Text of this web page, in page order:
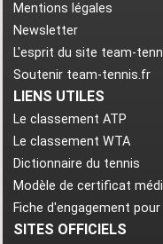
Mentions légales
Newsletter
L'esprit du site team-
Soutenir team-tennis.fr
LIENS UTILES
Le classement ATP
Le classement WTA
Dictionnaire du tennis
Modèle de certificat
Fiche d'engagement
SITES OFFICIELS